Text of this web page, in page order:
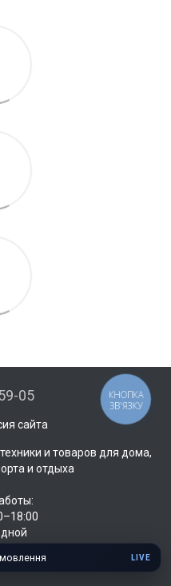
05
сайта
и товаров для дома,
и отдыха
LIVE
КНОПКА
ЗВ'ЯЗКУ